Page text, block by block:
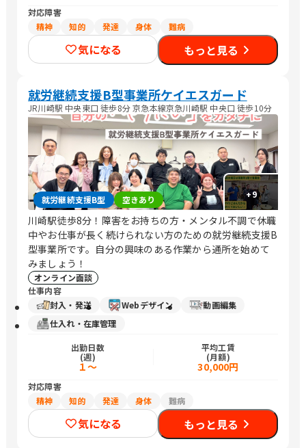
対応障害
精神
知的 発達 身体 難病
気になる もっと見る
就労継続支援B型事業所ケイエスガード
JR川崎駅 中央東口 徒歩8分 京急本線京急川崎駅 中央口 徒歩10分
+9
就労継続支援B型 空きあり
川崎駅徒歩8分！障害をお持ちの方・メンタル不調で休職
中やお仕事が長く続けられない方のための就労継続支援B
型事業所です。自分の興味のある作業から通所を始めて
みましょう！
オンライン面談
仕事内容
封入・発送
Webデザイン
動画編集
仕入れ・在庫管理
出勤日数
(週)
１～
平均工賃
(月額)
30,000円
対応障害
精神
知的 発達 身体 難病
気になる もっと見る